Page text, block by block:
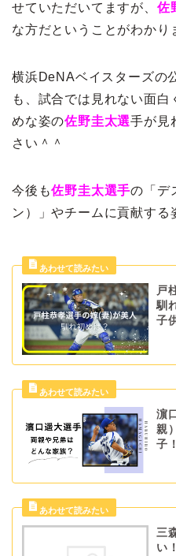
せていただいてますが、 佐
な方だということがわかり
横浜DeNAベイスターズの
も、試合では見れない面白
めな姿の佐野圭太選手が見
さい＾＾
今後も佐野圭太選手の「デ
ン）」やチームに貢献する
戸
馴
子
濵
親
子
三
い